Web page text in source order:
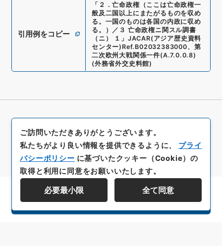
引用例をコピー
「 ２．亡命政権（ここは亡命政権一
般及二国以上にまたがるものを収め
る。一国のものは各国の内政に収め
る。）／３ 亡命政権ニ関スル調書
（ニ） １ 」 JACAR(アジア歴史資料
センター) Ref. B02032383000、 第
二次欧州大戦関係一件(A.7.0.0.8)
(外務省外交史料館)
資料群階層を表示する
ご訪問いただきありがとうございます。
私たちがより良い情報を提供できるように、 プライ
バシーポリシー に基づいたクッキー（Cookie）の
取得と利用に同意をお願いいたします。
必要最小限 全て同意